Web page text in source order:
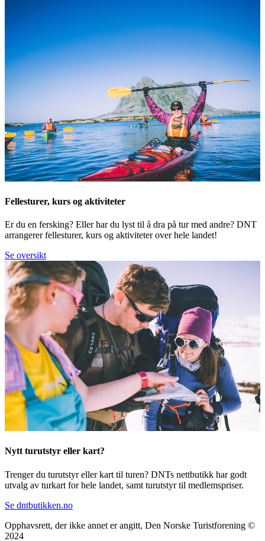
Fellesturer, kurs og aktiviteter
Er du en fersking? Eller har du lyst til å dra på tur med andre? DNT
arrangerer fellesturer, kurs og aktiviteter over hele landet!
Se oversikt
Nytt turutstyr eller kart?
Trenger du turutstyr eller kart til turen? DNTs nettbutikk har godt
utvalg av turkart for hele landet, samt turutstyr til medlemspriser.
Se dntbutikken.no
Opphavsrett, der ikke annet er angitt, Den Norske Turistforening ©
2024